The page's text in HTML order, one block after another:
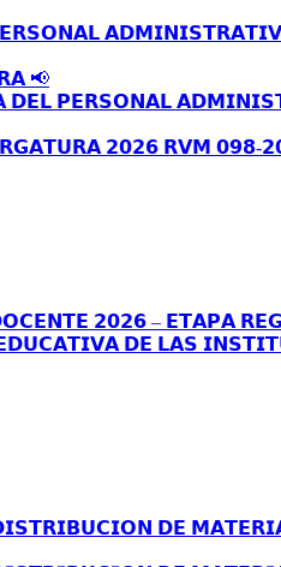
📢
𝗣𝗘𝗥𝗦𝗢𝗡𝗔𝗟
𝟮𝟬𝟮𝟲 𝗥𝗩𝗠 𝟬𝟵𝟴-
𝟮𝟬𝟮𝟲 – 𝗘𝗧𝗔𝗣𝗔
𝗗𝗘 𝗟𝗔𝗦
𝗗𝗘